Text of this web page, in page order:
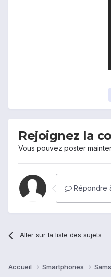
Rejoignez la
Vous pouvez poster
Répondre
Aller sur la liste des sujets
Accueil Smartphones